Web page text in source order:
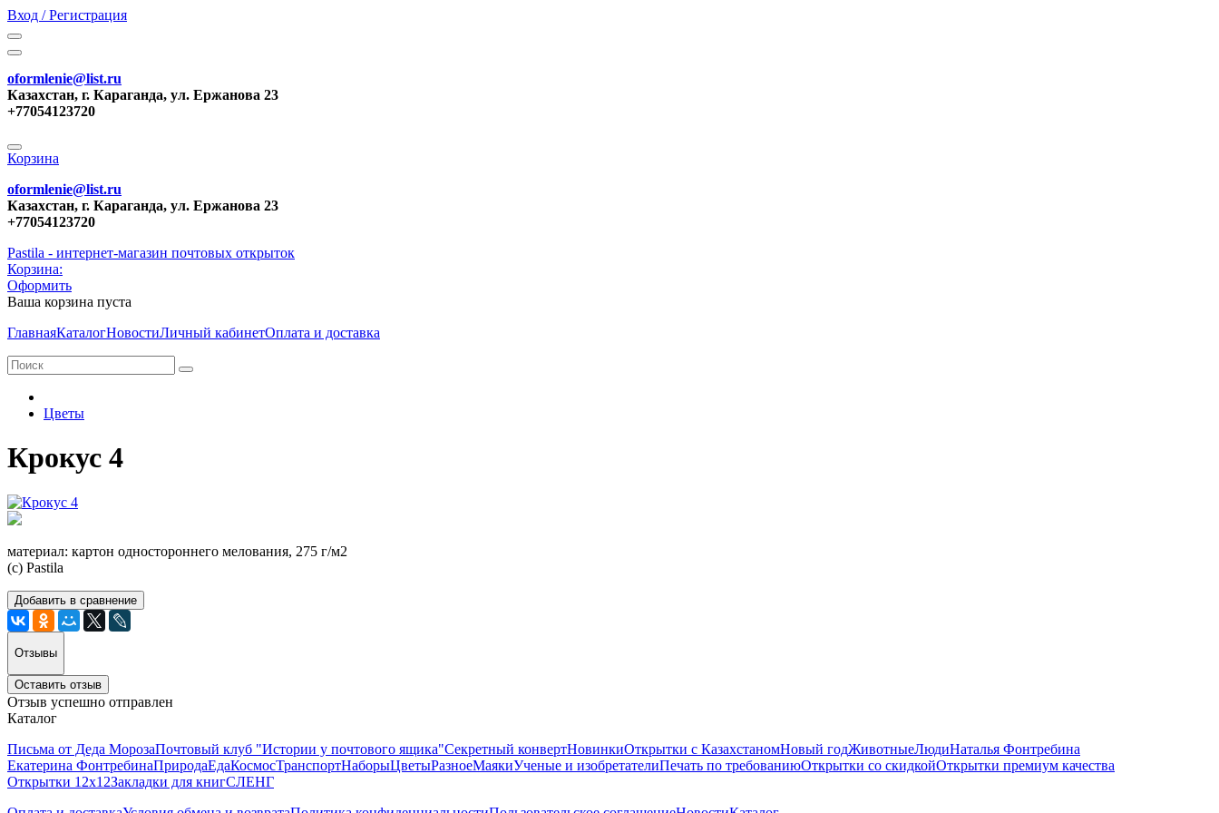
Вход / Регистрация
oformlenie@list.ru
Казахстан, г. Караганда, ул. Ержанова 23
+77054123720
Корзина
oformlenie@list.ru
Казахстан, г. Караганда, ул. Ержанова 23
+77054123720
Pastila - интернет-магазин почтовых открыток
Корзина:
Оформить
Ваша корзина пуста
ГлавнаяКаталогНовостиЛичный кабинетОплата и доставка
Цветы
Крокус 4
материал: картон одностороннего мелования, 275 г/м2
(с) Pastila
Добавить в сравнение
Отзывы
Оставить отзыв
Отзыв успешно отправлен
Каталог
Письма от Деда МорозаПочтовый клуб "Истории у почтового ящика"Секретный конвертНовинкиОткрытки с КазахстаномНовый годЖивотныеЛюдиНаталья Фонтребина
Екатерина ФонтребинаПриродаЕдаКосмосТранспортНаборыЦветыРазноеМаякиУченые и изобретателиПечать по требованиюОткрытки со скидкойОткрытки премиум качества
Открытки 12х12Закладки для книгСЛЕНГ